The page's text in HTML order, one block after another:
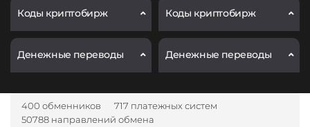
Коды криптобирж
Денежные переводы
Коды криптобирж
Денежные переводы
400 обменников
717 платежных систем
50788 направлений обмена